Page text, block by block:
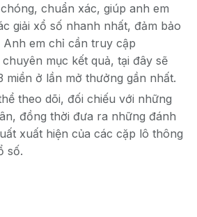
chuẩn xác, giúp anh em
giải xổ số nhanh nhất, đảm bảo
em chỉ cần truy cập
mục kết quả, tại đây sẽ
miền ở lần mở thưởng gần nhất.
theo dõi, đối chiếu với những
đồng thời đưa ra những đánh
xuất hiện của các cặp lô thông
số.